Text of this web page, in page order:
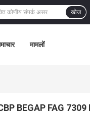
खोज
मामलों
BEGAP FAG 7309